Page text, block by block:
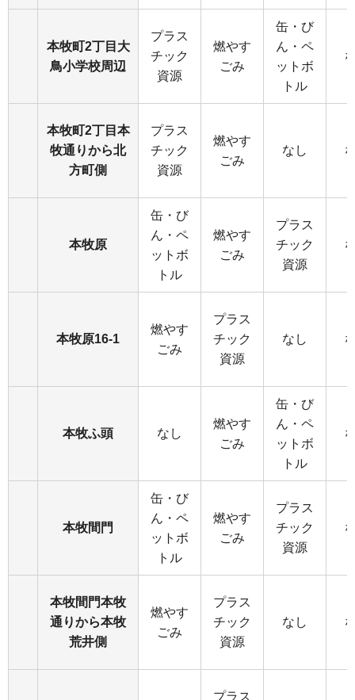
本牧町2丁目大
鳥小学校周辺
プラス
チック
資源
燃やす
ごみ
缶・び
ん・ペ
ットボ
トル
本牧町2丁目本
牧通りから北
方町側
プラス
チック
資源
燃やす
ごみ
なし
本牧原
缶・び
ん・ペ
ットボ
トル
燃やす
ごみ
プラス
チック
資源
本牧原16-1
燃やす
ごみ
プラス
チック
資源
なし
本牧ふ頭 なし
燃やす
ごみ
缶・び
ん・ペ
ットボ
トル
本牧間門
缶・び
ん・ペ
ットボ
トル
燃やす
ごみ
プラス
チック
資源
本牧間門本牧
通りから本牧
荒井側
燃やす
ごみ
プラス
チック
資源
なし
プラス